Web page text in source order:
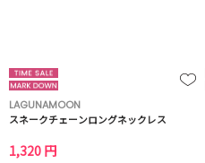
LAGUNAMOON
スネークチェーンロングネックレス
1,320 円